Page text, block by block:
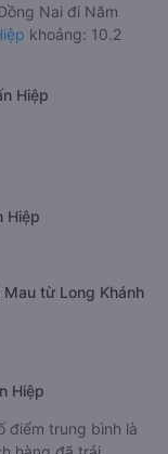
Nai đi Năm
khoảng: 10.2
Hiệp
Hiệp
từ Long Khánh
Hiệp
điểm trung bình là